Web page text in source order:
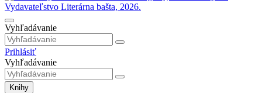
Vyhľadávanie
Prihlásiť
Vyhľadávanie
Knihy